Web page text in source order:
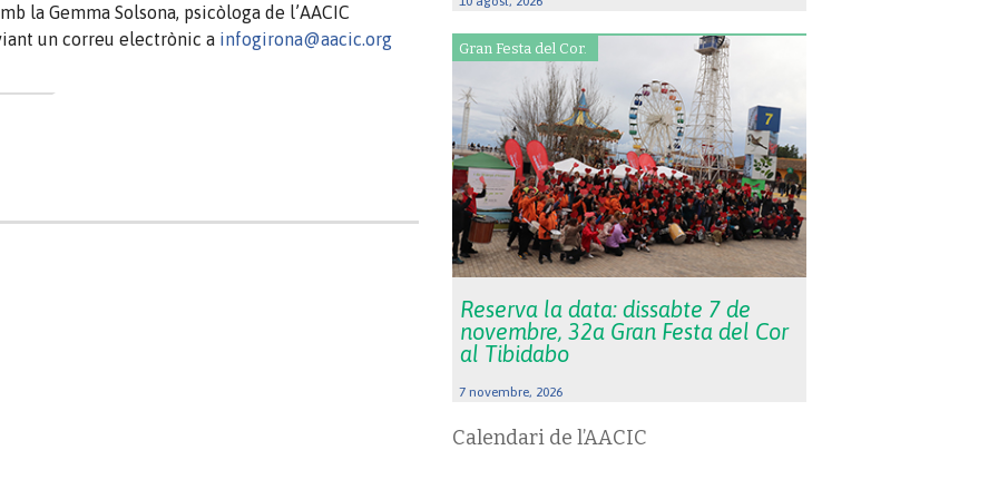
la Gemma Solsona, psicòloga de l’AACIC
un correu electrònic a infogirona@aacic.org Gran Festa del Cor.
Reserva la data: dissabte 7 de
novembre, 32a Gran Festa del Cor
al Tibidabo
7 novembre, 2026
Calendari de l’AACIC